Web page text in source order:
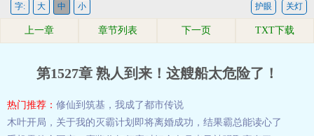
字: 大 中 小 关灯
护眼
上一章 章节列表 下一页 TXT下载
第1527章 熟人到来！这艘船太危险了！
热门推荐： 修仙到筑基，我成了都市传说
木叶开局，关于我的灭霸计划 即将离婚成功，结果霸总能读心了